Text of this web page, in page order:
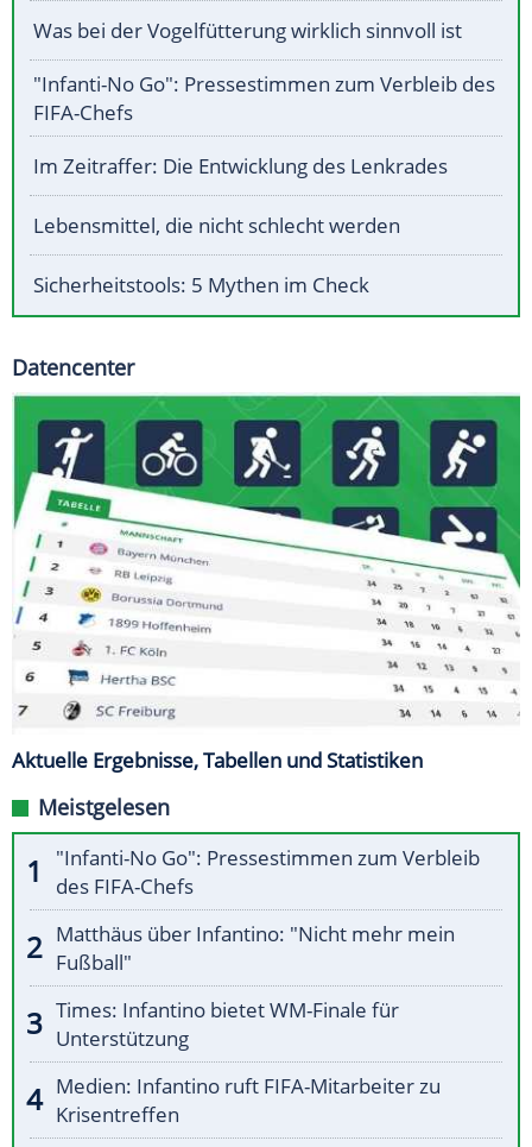
Was bei der Vogelfütterung wirklich sinnvoll ist
"Infanti-No Go": Pressestimmen zum Verbleib des
FIFA-Chefs
Im Zeitraffer: Die Entwicklung des Lenkrades
Lebensmittel, die nicht schlecht werden
Sicherheitstools: 5 Mythen im Check
Datencenter
Aktuelle Ergebnisse, Tabellen und Statistiken
Meistgelesen
"Infanti-No Go": Pressestimmen zum Verbleib
des FIFA-Chefs
Matthäus über Infantino: "Nicht mehr mein
Fußball"
Times: Infantino bietet WM-Finale für
Unterstützung
Medien: Infantino ruft FIFA-Mitarbeiter zu
Krisentreffen